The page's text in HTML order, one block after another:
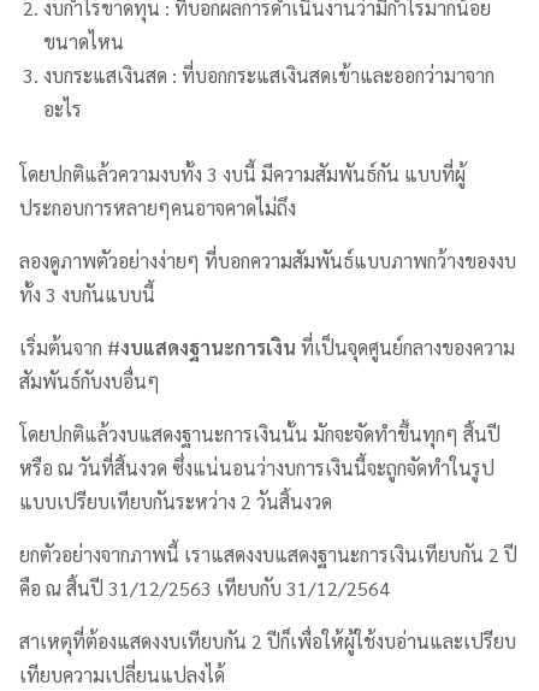
งบกำไรขาดทุน : ที่บอกผลการดำเนินงานว่ามีกำไรมากน้อย
ขนาดไหน
งบกระแสเงินสด : ที่บอกกระแสเงินสดเข้าและออกว่ามาจาก
อะไร
โดยปกติแล้วความงบทั้ง 3 งบนี้ มีความสัมพันธ์กัน แบบที่ผู้
ประกอบการหลายๆคนอาจคาดไม่ถึง
ลองดูภาพตัวอย่างง่ายๆ ที่บอกความสัมพันธ์แบบภาพกว้างของงบ
ทั้ง 3 งบกันแบบนี้
เริ่มต้นจาก #งบแสดงฐานะการเงิน ที่เป็นจุดศูนย์กลางของความ
สัมพันธ์กับงบอื่นๆ
โดยปกติแล้วงบแสดงฐานะการเงินนั้น มักจะจัดทำขึ้นทุกๆ สิ้นปี
หรือ ณ วันที่สิ้นงวด ซึ่งแน่นอนว่างบการเงินนี้จะถูกจัดทำในรูป
แบบเปรียบเทียบกันระหว่าง 2 วันสิ้นงวด
ยกตัวอย่างจากภาพนี้ เราแสดงงบแสดงฐานะการเงินเทียบกัน 2 ปี
คือ ณ สิ้นปี 31/12/2563 เทียบกับ 31/12/2564
สาเหตุที่ต้องแสดงงบเทียบกัน 2 ปีก็เพื่อให้ผู้ใช้งบอ่านและเปรียบ
เทียบความเปลี่ยนแปลงได้